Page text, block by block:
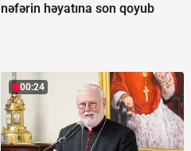
nəfərin həyatına son qoyub
00:24